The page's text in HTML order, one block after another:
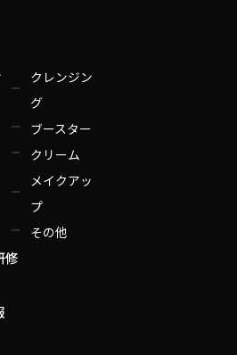
クレンジン
グ
ブースター
クリーム
メイクアッ
プ
その他
修